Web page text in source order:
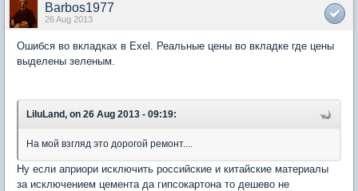
Barbos1977
26 Aug 2013
Ошибся во вкладках в Exel. Реальные цены во вкладке где цены
выделены зеленым.
LiluLand, on 26 Aug 2013 - 09:19:
На мой взгляд это дорогой ремонт....
Ну если априори исключить российские и китайские материалы
за исключением цемента да гипсокартона то дешево не